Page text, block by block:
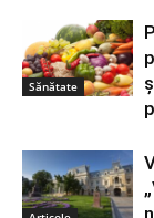
Sănătate